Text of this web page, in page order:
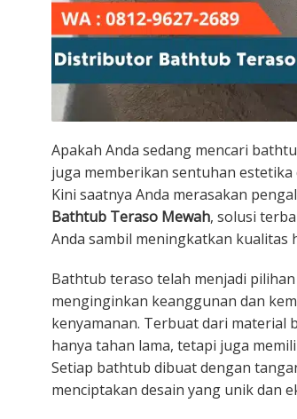
Apakah Anda sedang mencari
juga memberikan sentuhan estetika
Kini saatnya Anda merasakan
Bathtub Teraso Mewah, solusi
Anda sambil meningkatkan kualitas
Bathtub teraso telah menjadi
menginginkan keanggunan dan
kenyamanan. Terbuat dari material
hanya tahan lama, tetapi juga
Setiap bathtub dibuat dengan
menciptakan desain yang unik dan